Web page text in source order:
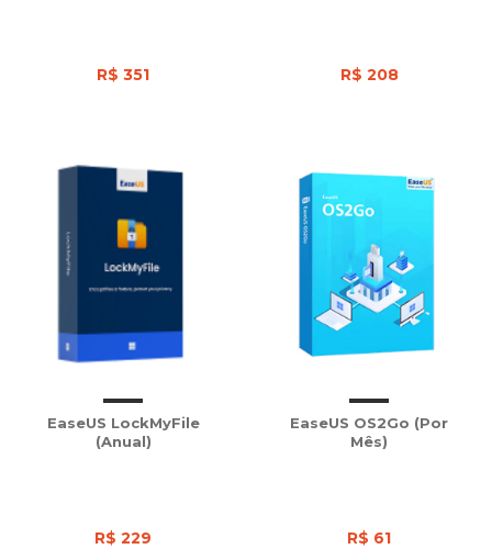
R$ 351 R$ 208
EaseUS LockMyFile
(Anual)
R$ 229
EaseUS OS2Go (Por
Mês)
R$ 61